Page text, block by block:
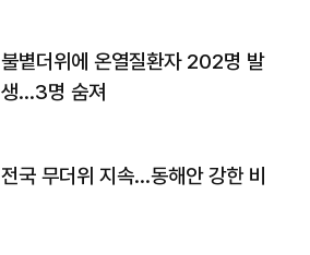
불볕더위에 온열질환자 202명 발
생…3명 숨져
전국 무더위 지속…동해안 강한 비